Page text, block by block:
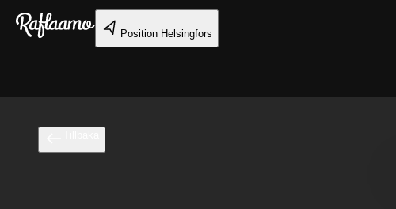
Gå till huvudinnehållet
Position Helsingfors